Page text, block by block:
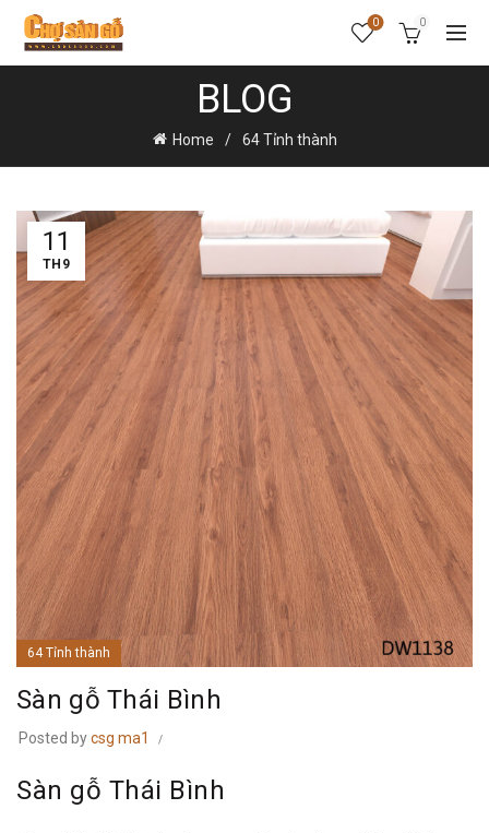
0 0
BLOG
Home 64 Tỉnh thành
11
TH9
64 Tỉnh thành
Sàn gỗ Thái Bình
Posted bycsg ma1
Sàn gỗ Thái Bình